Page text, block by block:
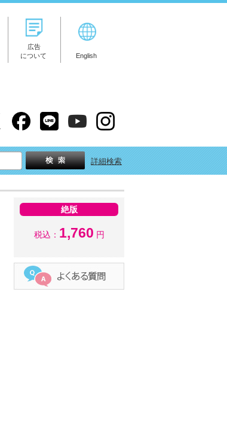
広告
について
English
詳細検索
絶版
税込： 1,760 円